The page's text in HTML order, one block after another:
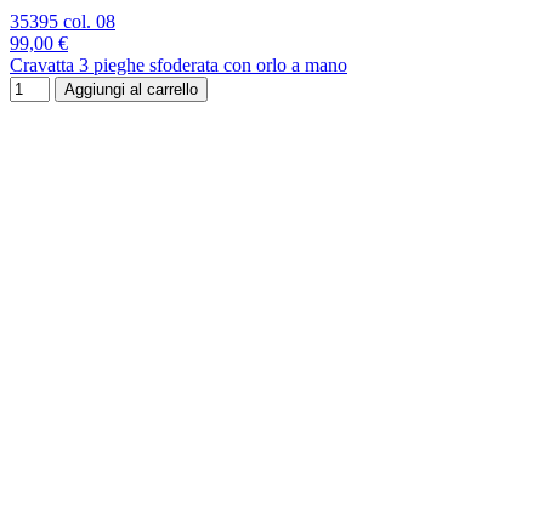
35395 col. 08
99,00 €
Cravatta 3 pieghe sfoderata con orlo a mano
Aggiungi al carrello